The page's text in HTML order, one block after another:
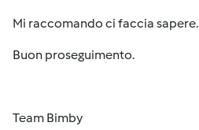
Mi raccomando ci faccia sapere.
Buon proseguimento.
Team Bimby